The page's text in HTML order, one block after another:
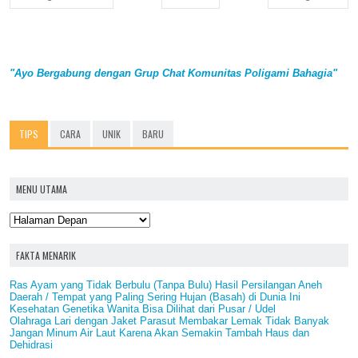
"Ayo Bergabung dengan Grup Chat Komunitas Poligami Bahagia"
TIPS CARA UNIK BARU
MENU UTAMA
FAKTA MENARIK
Ras Ayam yang Tidak Berbulu (Tanpa Bulu) Hasil Persilangan Aneh
Daerah / Tempat yang Paling Sering Hujan (Basah) di Dunia Ini
Kesehatan Genetika Wanita Bisa Dilihat dari Pusar / Udel
Olahraga Lari dengan Jaket Parasut Membakar Lemak Tidak Banyak
Jangan Minum Air Laut Karena Akan Semakin Tambah Haus dan
Dehidrasi